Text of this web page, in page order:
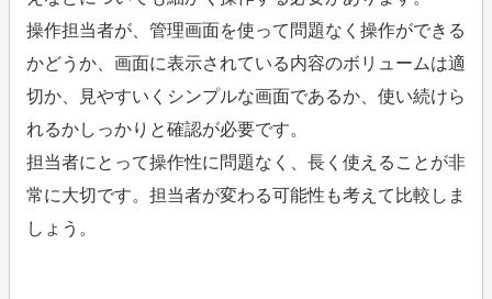
操作担当者が、管理画面を使って問題なく操作ができる
かどうか、画面に表示されている内容のボリュームは適
切か、見やすいくシンプルな画面であるか、使い続けら
れるかしっかりと確認が必要です。
担当者にとって操作性に問題なく、長く使えることが非
常に大切です。担当者が変わる可能性も考えて比較しま
しょう。